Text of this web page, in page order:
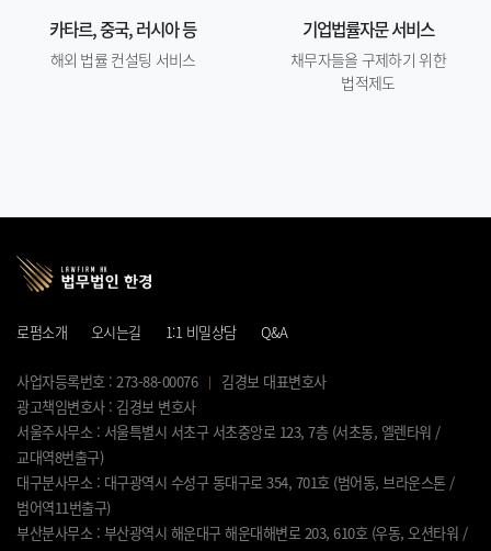
카타르, 중국, 러시아 등
해외 법률 컨설팅 서비스
기업법률자문 서비스
채무자들을 구제하기 위한
법적제도
로펌소개 오시는길 1:1 비밀상담 Q&A
사업자등록번호 : 273-88-00076
김경보 대표변호사
광고책임변호사 : 김경보 변호사
서울주사무소 : 서울특별시 서초구 서초중앙로 123, 7층 (서초동, 엘렌타워 /
교대역8번출구)
대구분사무소 : 대구광역시 수성구 동대구로 354, 701호 (범어동, 브라운스톤 /
범어역11번출구)
부산분사무소 : 부산광역시 해운대구 해운대해변로 203, 610호 (우동, 오션타워 /